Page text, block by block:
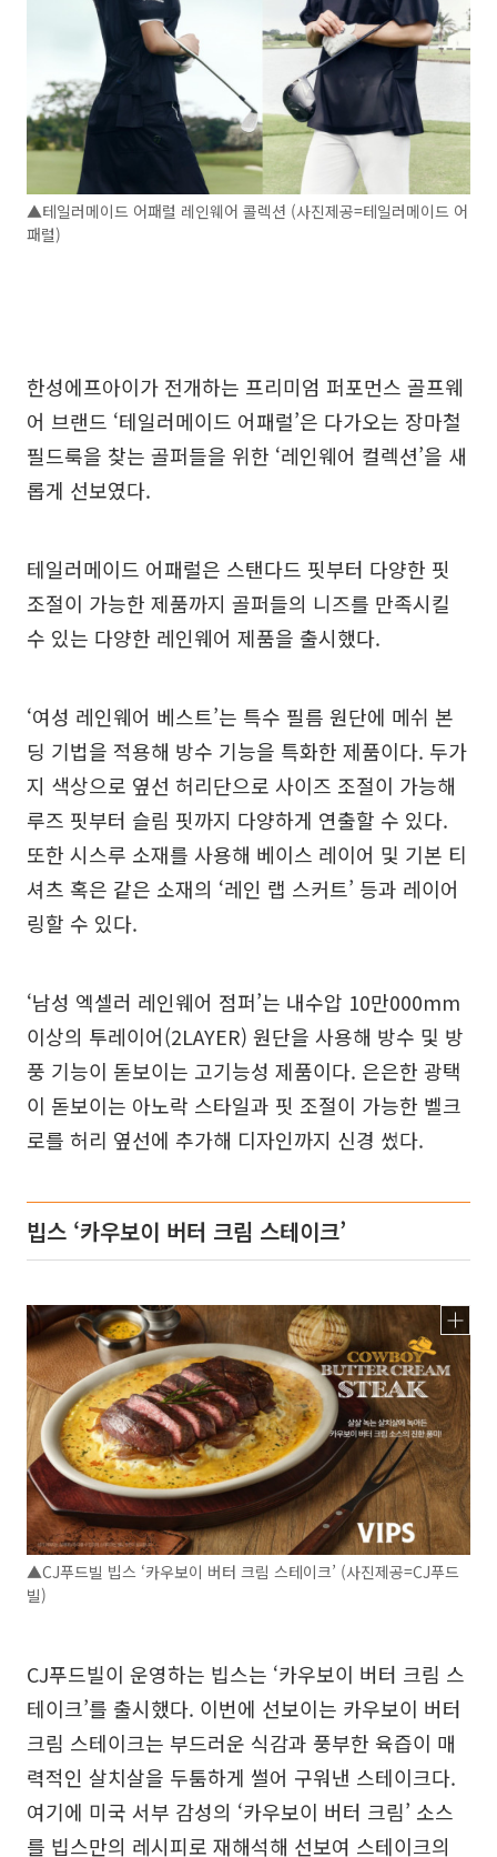
▲테일러메이드 어패럴 레인웨어 콜렉션 (사진제공=테일러메이드 어
패럴)
한성에프아이가 전개하는 프리미엄 퍼포먼스 골프웨
어 브랜드 ‘테일러메이드 어패럴’은 다가오는 장마철
필드룩을 찾는 골퍼들을 위한 ‘레인웨어 컬렉션’을 새
롭게 선보였다.
테일러메이드 어패럴은 스탠다드 핏부터 다양한 핏
조절이 가능한 제품까지 골퍼들의 니즈를 만족시킬
수 있는 다양한 레인웨어 제품을 출시했다.
‘여성 레인웨어 베스트’는 특수 필름 원단에 메쉬 본
딩 기법을 적용해 방수 기능을 특화한 제품이다. 두가
지 색상으로 옆선 허리단으로 사이즈 조절이 가능해
루즈 핏부터 슬림 핏까지 다양하게 연출할 수 있다.
또한 시스루 소재를 사용해 베이스 레이어 및 기본 티
셔츠 혹은 같은 소재의 ‘레인 랩 스커트’ 등과 레이어
링할 수 있다.
‘남성 엑셀러 레인웨어 점퍼’는 내수압 10만000mm
이상의 투레이어(2LAYER) 원단을 사용해 방수 및 방
풍 기능이 돋보이는 고기능성 제품이다. 은은한 광택
이 돋보이는 아노락 스타일과 핏 조절이 가능한 벨크
로를 허리 옆선에 추가해 디자인까지 신경 썼다.
빕스 ‘카우보이 버터 크림 스테이크’
▲CJ푸드빌 빕스 ‘카우보이 버터 크림 스테이크’ (사진제공=CJ푸드
빌)
CJ푸드빌이 운영하는 빕스는 ‘카우보이 버터 크림 스
테이크’를 출시했다. 이번에 선보이는 카우보이 버터
크림 스테이크는 부드러운 식감과 풍부한 육즙이 매
력적인 살치살을 두툼하게 썰어 구워낸 스테이크다.
여기에 미국 서부 감성의 ‘카우보이 버터 크림’ 소스
를 빕스만의 레시피로 재해석해 선보여 스테이크의